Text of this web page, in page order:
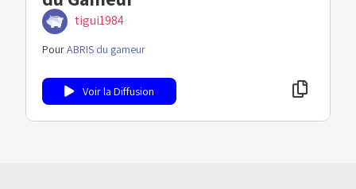
tigui1984
PourABRIS du gameur
Voir la Diffusion